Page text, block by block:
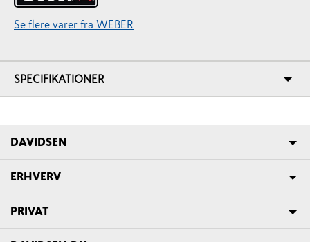
Se flere varer fra WEBER
SPECIFIKATIONER
DAVIDSEN
ERHVERV
PRIVAT